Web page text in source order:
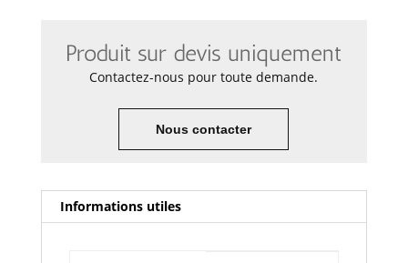
Produit sur devis uniquement
Contactez-nous pour toute demande.
Nous contacter
Informations utiles